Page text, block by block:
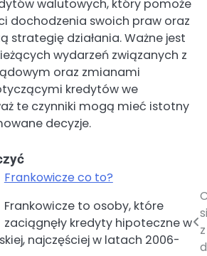
walutowych, który pomoże
dochodzenia swoich praw oraz
strategię działania. Ważne jest
wydarzeń związanych z
oraz zmianami
kredytów we
te czynniki mogą mieć istotny
decyzje.
Frankowicze co to?
Frankowicze to osoby, które
zaciągnęły kredyty hipoteczne w
najczęściej w latach 2006-
z